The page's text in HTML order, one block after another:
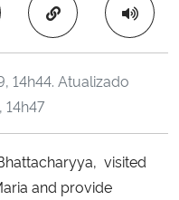
e Comunicações
Copiar para área
14h44. Atualizado
visited
and provide